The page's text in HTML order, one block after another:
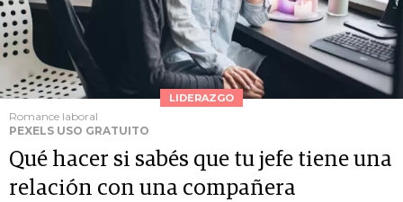
LIDERAZGO
Romance laboral
PEXELS USO GRATUITO
Qué hacer si sabés que tu jefe tiene una
relación con una compañera